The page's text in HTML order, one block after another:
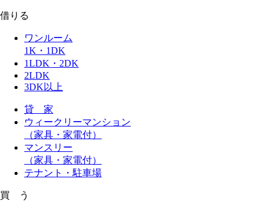
借りる
ワンルーム
1K・1DK
1LDK・2DK
2LDK
3DK以上
貸 家
ウィークリーマンション
（家具・家電付）
マンスリー
（家具・家電付）
テナント・駐車場
買 う